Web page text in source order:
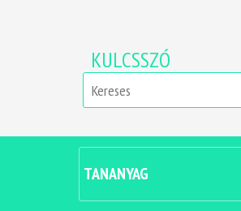
KULCSSZÓ
TANANYAG